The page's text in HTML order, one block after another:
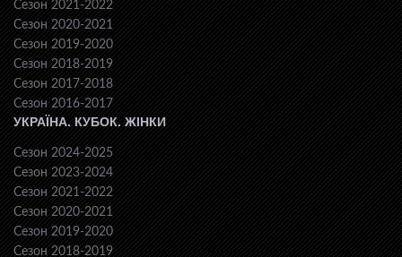
Сезон 2021-2022
Сезон 2020-2021
Сезон 2019-2020
Сезон 2018-2019
Сезон 2017-2018
Сезон 2016-2017
УКРАЇНА. КУБОК. ЖІНКИ
Сезон 2024-2025
Сезон 2023-2024
Сезон 2021-2022
Сезон 2020-2021
Сезон 2019-2020
Сезон 2018-2019